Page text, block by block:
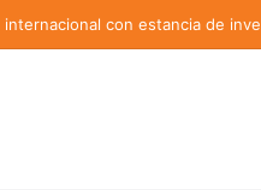
con estancia de